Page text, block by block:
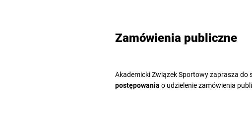
Zamówienia publiczne
Akademicki Związek Sportowy zaprasza do
postępowania o udzielenie zamówienia